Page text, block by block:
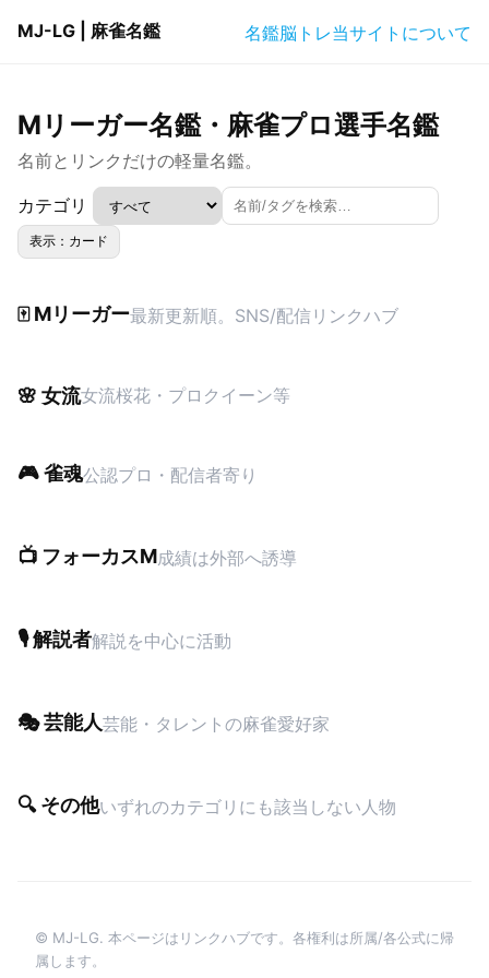
MJ-LG | 麻雀名鑑 名鑑脳トレ当サイトについて
Mリーガー名鑑・麻雀プロ選手名鑑
名前とリンクだけの軽量名鑑。
カテゴリ
表示：カード
🀄 Mリーガー最新更新順。SNS/配信リンクハブ
🌸 女流女流桜花・プロクイーン等
🎮 雀魂公認プロ・配信者寄り
📺 フォーカスM成績は外部へ誘導
🎙 解説者解説を中心に活動
🎭 芸能人芸能・タレントの麻雀愛好家
🔍 その他いずれのカテゴリにも該当しない人物
© MJ-LG. 本ページはリンクハブです。各権利は所属/各公式に帰
属します。